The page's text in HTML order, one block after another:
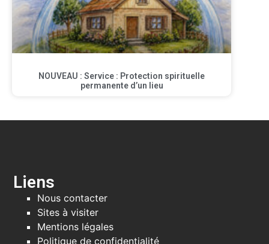
NOUVEAU : Service : Protection spirituelle
permanente d’un lieu
Liens
Nous contacter
Sites à visiter
Mentions légales
Politique de confidentialité